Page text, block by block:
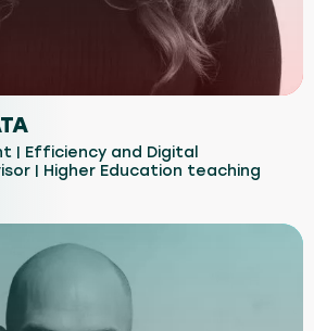
| Efficiency and Digital
| Higher Education teaching